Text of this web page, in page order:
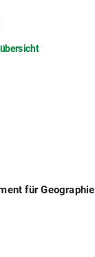
für Geographie